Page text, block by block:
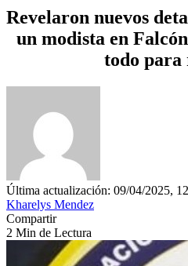
Revelaron nuevos
un modista en
todo
Última actualización: 09/04/2025, 12
Kharelys Mendez
Compartir
2 Min de Lectura